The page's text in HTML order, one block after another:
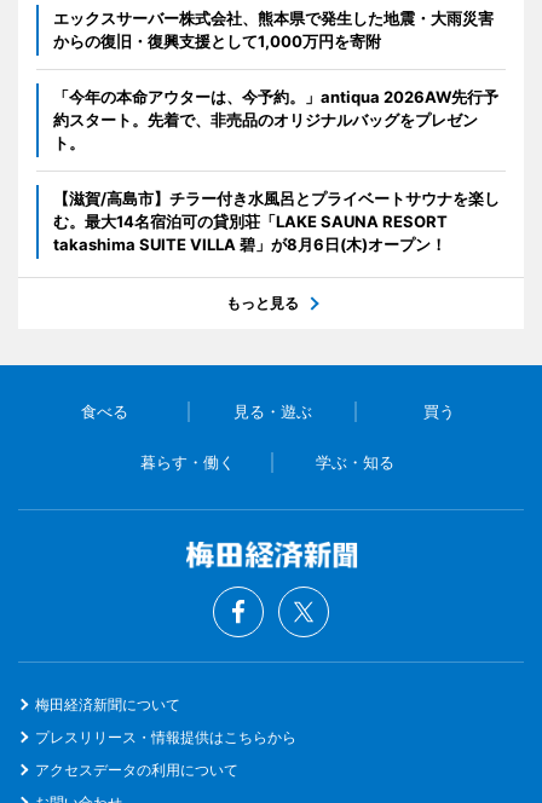
エックスサーバー株式会社、熊本県で発生した地震・大雨災害
からの復旧・復興支援として1,000万円を寄附
「今年の本命アウターは、今予約。」antiqua 2026AW先行予
約スタート。先着で、非売品のオリジナルバッグをプレゼン
ト。
【滋賀/高島市】チラー付き水風呂とプライベートサウナを楽し
む。最大14名宿泊可の貸別荘「LAKE SAUNA RESORT
takashima SUITE VILLA 碧」が8月6日(木)オープン！
もっと見る
食べる 見る・遊ぶ 買う
暮らす・働く 学ぶ・知る
梅田経済新聞について
プレスリリース・情報提供はこちらから
アクセスデータの利用について